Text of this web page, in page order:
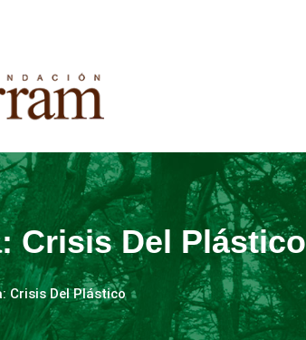
Crisis Del Plástico
Crisis Del Plástico